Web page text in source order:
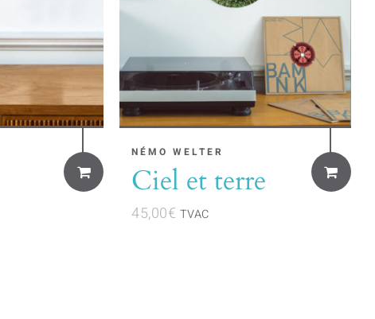
NÉMO WELTER
Ciel et terre
45,00€ TVAC